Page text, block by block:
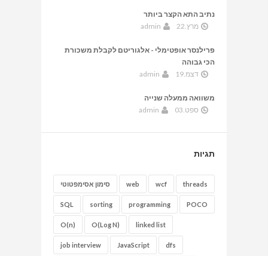
נתיב התא הקצר ביותר
מרץ.22
admin
פרילנסר אופטימלי - אלגוריטם לקבלת משכורת
הכי גבוהה
דצמ.19
admin
משוואה ממעלה שנייה
ספט.03
admin
תגיות
סימון אסימפטוטי web wcf threads
SQL sorting programming POCO
O(n) O(Log N) linked list
job interview JavaScript dfs